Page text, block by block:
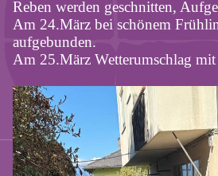
Reben werden geschnitten,
Am 24.März bei schönem
aufgebunden.
Am 25.März Wetterumschlag